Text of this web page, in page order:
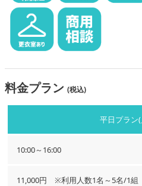
料金プラン (税込)
平日プラン
10:00～16:00
11,000円 ※利用人数1名～5名/1組